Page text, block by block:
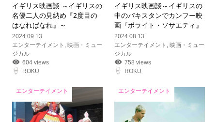
イギリス映画談 ～イギリスの
名優二人の見納め『2度目の
はなればなれ』～
2024.09.13
エンターテイメント , 映画・ミュー
ジカル
604 views
ROKU
イギリス映画談～イギリスの
中のパキスタンでカンフー映
画『ポライト・ソサエティ』
2024.08.13
エンターテイメント , 映画・ミュー
ジカル
758 views
ROKU
エンターテイメント エンターテイメント